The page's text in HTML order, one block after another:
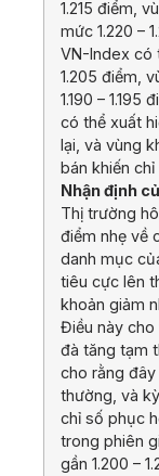
1.215 điểm,
mức 1.220 –
VN-Index có
1.205 điểm,
1.190 –
có thể xuất
lại, và vùng
bán khiến
Nhận định
Thị trường
điểm nhẹ về
danh mục
tiêu cực lên
khoản giảm
Điều này cho
đà tăng tạm
cho rằng đây
thường, và
chỉ số phục
trong phiên
gần 1.200 –